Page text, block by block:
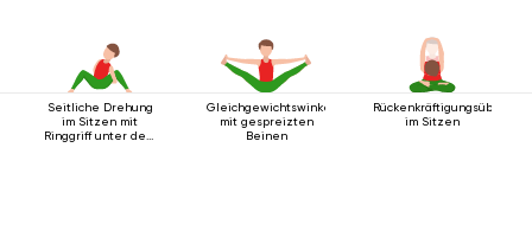
Seitliche Drehung
im Sitzen mit
Ringgriff unter dem
Gleichgewichtswinkelhaltung
mit gespreizten
Beinen
Rückenkräftigungsübungen
im Sitzen